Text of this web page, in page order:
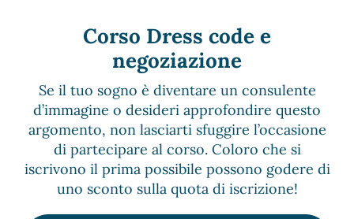
Corso Dress code e
negoziazione
Se il tuo sogno è diventare un consulente
d’immagine o desideri approfondire questo
argomento, non lasciarti sfuggire l’occasione
di partecipare al corso. Coloro che si
iscrivono il prima possibile possono godere di
uno sconto sulla quota di iscrizione!